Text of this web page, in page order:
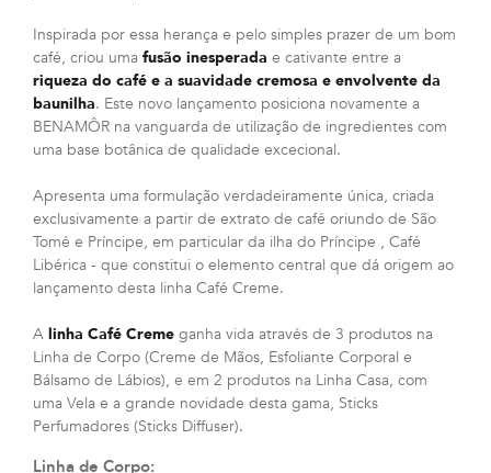
Inspirada por essa herança e pelo simples prazer de um bom
café, criou uma fusão inesperada e cativante entre a
riqueza do café e a suavidade cremosa e envolvente da
baunilha. Este novo lançamento posiciona novamente a
BENAMÔR na vanguarda de utilização de ingredientes com
uma base botânica de qualidade excecional.
Apresenta uma formulação verdadeiramente única, criada
exclusivamente a partir de extrato de café oriundo de São
Tomé e Príncipe, em particular da ilha do Príncipe , Café
Libérica - que constitui o elemento central que dá origem ao
lançamento desta linha Café Creme.
A linha Café Creme ganha vida através de 3 produtos na
Linha de Corpo (Creme de Mãos, Esfoliante Corporal e
Bálsamo de Lábios), e em 2 produtos na Linha Casa, com
uma Vela e a grande novidade desta gama, Sticks
Perfumadores (Sticks Diffuser).
Linha de Corpo: